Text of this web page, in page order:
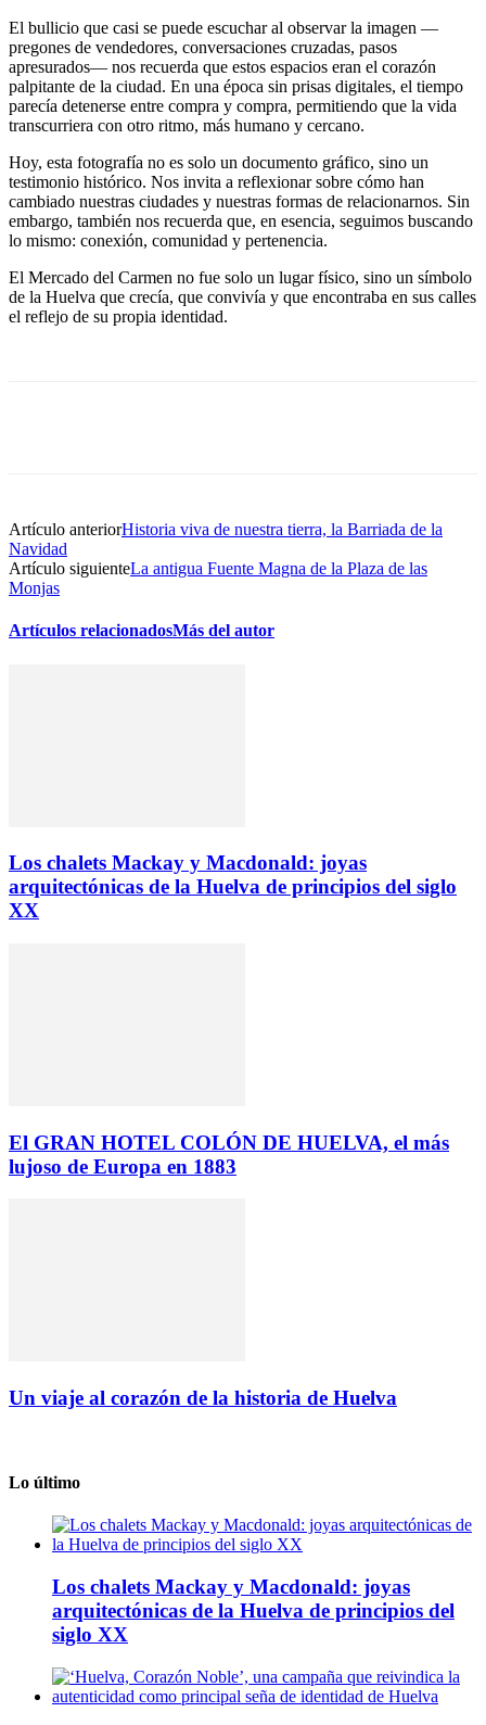
El bullicio que casi se puede escuchar al observar la imagen —
pregones de vendedores, conversaciones cruzadas, pasos
apresurados— nos recuerda que estos espacios eran el corazón
palpitante de la ciudad. En una época sin prisas digitales, el tiempo
parecía detenerse entre compra y compra, permitiendo que la vida
transcurriera con otro ritmo, más humano y cercano.
Hoy, esta fotografía no es solo un documento gráfico, sino un
testimonio histórico. Nos invita a reflexionar sobre cómo han
cambiado nuestras ciudades y nuestras formas de relacionarnos. Sin
embargo, también nos recuerda que, en esencia, seguimos buscando
lo mismo: conexión, comunidad y pertenencia.
El Mercado del Carmen no fue solo un lugar físico, sino un símbolo
de la Huelva que crecía, que convivía y que encontraba en sus calles
el reflejo de su propia identidad.
Artículo anteriorHistoria viva de nuestra tierra, la Barriada de la
Navidad
Artículo siguienteLa antigua Fuente Magna de la Plaza de las
Monjas
Artículos relacionadosMás del autor
Los chalets Mackay y Macdonald: joyas
arquitectónicas de la Huelva de principios del siglo
XX
El GRAN HOTEL COLÓN DE HUELVA, el más
lujoso de Europa en 1883
Un viaje al corazón de la historia de Huelva
Lo último
Los chalets Mackay y Macdonald: joyas
arquitectónicas de la Huelva de principios del
siglo XX